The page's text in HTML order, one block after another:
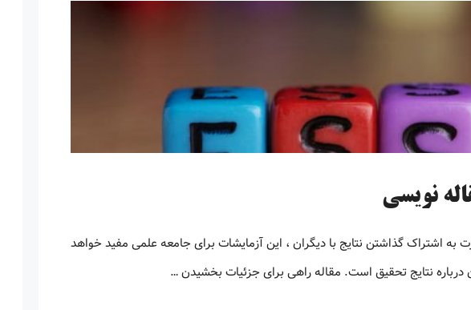
نویسی
به اشتراک گذاشتن نتایج با دیگران ، این آزمایشات برای جامعه علمی مفید خواهد
نتایج تحقیق است. مقاله راهی برای جزئیات بخشیدن …